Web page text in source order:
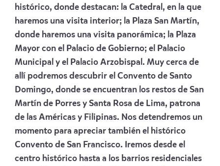
histórico, donde destacan: la Catedral, en la que
haremos una visita interior; la Plaza San Martín,
donde haremos una visita panorámica; la Plaza
Mayor con el Palacio de Gobierno; el Palacio
Municipal y el Palacio Arzobispal. Muy cerca de
allí podremos descubrir el Convento de Santo
Domingo, donde se encuentran los restos de San
Martín de Porres y Santa Rosa de Lima, patrona
de las Américas y Filipinas. Nos detendremos un
momento para apreciar también el histórico
Convento de San Francisco. Iremos desde el
centro histórico hasta a los barrios residenciales